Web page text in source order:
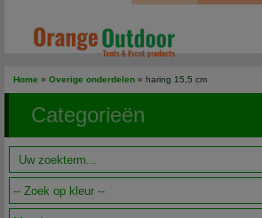
Home » Overige onderdelen » haring 15,5 cm
Categorieën